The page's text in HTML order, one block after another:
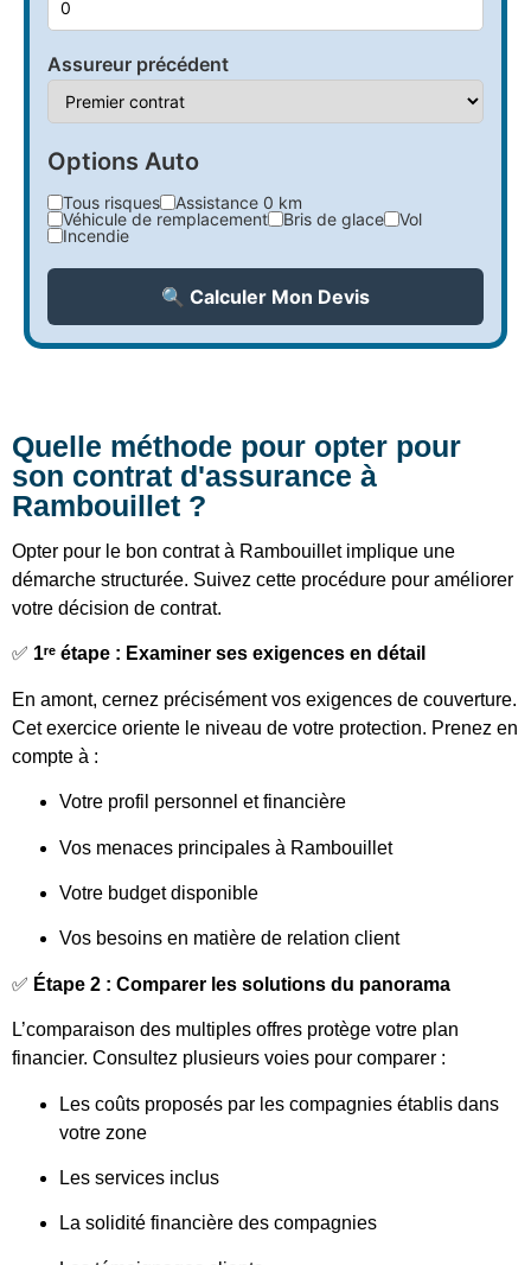
Assureur précédent
Options Auto
Tous risques
Assistance 0 km
Véhicule de remplacement
Bris de glace
Vol
Incendie
🔍 Calculer Mon Devis
Quelle méthode pour opter pour
son contrat d'assurance à
Rambouillet ?
Opter pour le bon contrat à Rambouillet implique une
démarche structurée. Suivez cette procédure pour améliorer
votre décision de contrat.
✅ 1ʳᵉ étape : Examiner ses exigences en détail
En amont, cernez précisément vos exigences de couverture.
Cet exercice oriente le niveau de votre protection. Prenez en
compte à :
Votre profil personnel et financière
Vos menaces principales à Rambouillet
Votre budget disponible
Vos besoins en matière de relation client
✅ Étape 2 : Comparer les solutions du panorama
L’comparaison des multiples offres protège votre plan
financier. Consultez plusieurs voies pour comparer :
Les coûts proposés par les compagnies établis dans
votre zone
Les services inclus
La solidité financière des compagnies